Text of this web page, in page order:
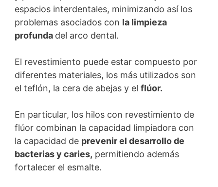
espacios interdentales, minimizando así los
problemas asociados con la limpieza
profunda del arco dental.
El revestimiento puede estar compuesto por
diferentes materiales, los más utilizados son
el teflón, la cera de abejas y el flúor.
En particular, los hilos con revestimiento de
flúor combinan la capacidad limpiadora con
la capacidad de prevenir el desarrollo de
bacterias y caries, permitiendo además
fortalecer el esmalte.